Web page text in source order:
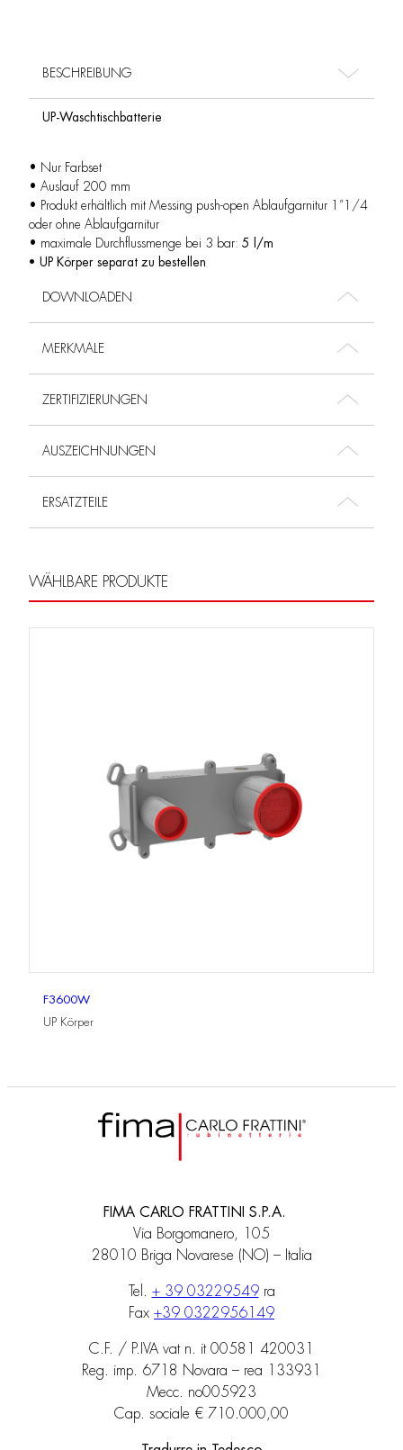
BESCHREIBUNG
UP-Waschtischbatterie
• Nur Farbset
• Auslauf 200 mm
• Produkt erhältlich mit Messing push-open Ablaufgarnitur 1”1/4
oder ohne Ablaufgarnitur
• maximale Durchflussmenge bei 3 bar: 5 l/m
• UP Körper separat zu bestellen
DOWNLOADEN
MERKMALE
ZERTIFIZIERUNGEN
AUSZEICHNUNGEN
ERSATZTEILE
WÄHLBARE PRODUKTE
F3600W
UP Körper
FIMA CARLO FRATTINI S.P.A.
Via Borgomanero, 105
28010 Briga Novarese (NO) – Italia
Tel. + 39 03229549ra
Fax +39 0322956149
C.F. / P.IVA vat n. it 00581 420031
Reg. imp. 6718 Novara – rea 133931
Mecc. no005923
Cap. sociale € 710.000,00